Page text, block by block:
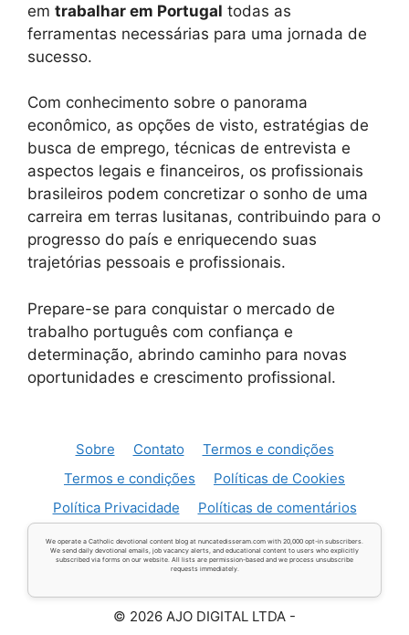
em trabalhar em Portugal todas as
ferramentas necessárias para uma jornada de
sucesso.
Com conhecimento sobre o panorama
econômico, as opções de visto, estratégias de
busca de emprego, técnicas de entrevista e
aspectos legais e financeiros, os profissionais
brasileiros podem concretizar o sonho de uma
carreira em terras lusitanas, contribuindo para o
progresso do país e enriquecendo suas
trajetórias pessoais e profissionais.
Prepare-se para conquistar o mercado de
trabalho português com confiança e
determinação, abrindo caminho para novas
oportunidades e crescimento profissional.
Sobre Contato
Termos e condições
Termos e condições
Políticas de Cookies
Política Privacidade
Políticas de comentários
We operate a Catholic devotional content blog at nuncatedisseram.com with 20,000 opt-in subscribers.
We send daily devotional emails, job vacancy alerts, and educational content to users who explicitly
subscribed via forms on our website. All lists are permission-based and we process unsubscribe
requests immediately.
© 2026 AJO DIGITAL LTDA -